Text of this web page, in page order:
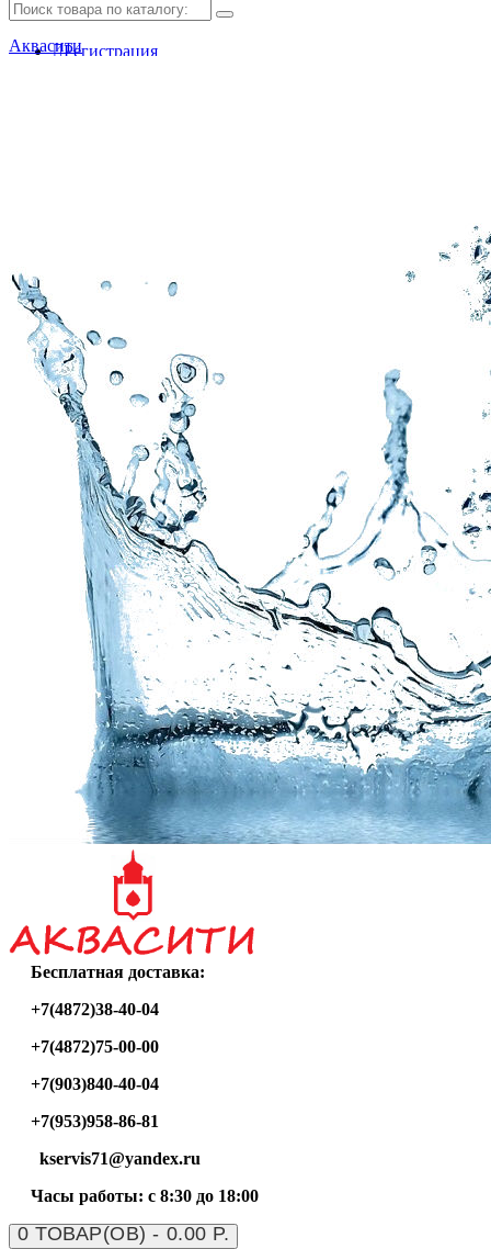
Регистрация
Аквасити
Бесплатная доставка:
+7(4872)38-40-04
+7(4872)75-00-00
+7(903)840-40-04
+7(953)958-86-81
kservis71@yandex.ru
Часы работы: с 8:30 до 18:00
0 ТОВАР(ОВ) - 0.00 Р.